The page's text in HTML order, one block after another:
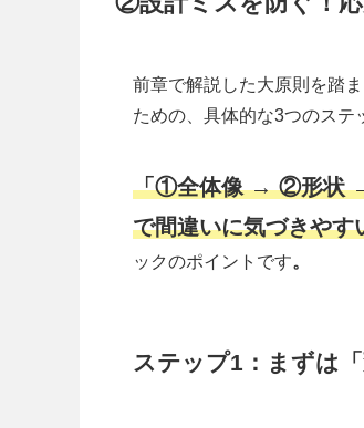
前章で解説した大原則を踏
ための、具体的な3つのステ
「①全体像 → ②形状 →
で間違いに気づきやす
ックのポイントです。
ステップ1：まずは